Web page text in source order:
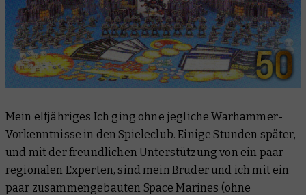
Mein elfjähriges Ich ging ohne jegliche Warhammer-
Vorkenntnisse in den Spieleclub. Einige Stunden später,
und mit der freundlichen Unterstützung von ein paar
regionalen Experten, sind mein Bruder und ich mit ein
paar zusammengebauten Space Marines (ohne